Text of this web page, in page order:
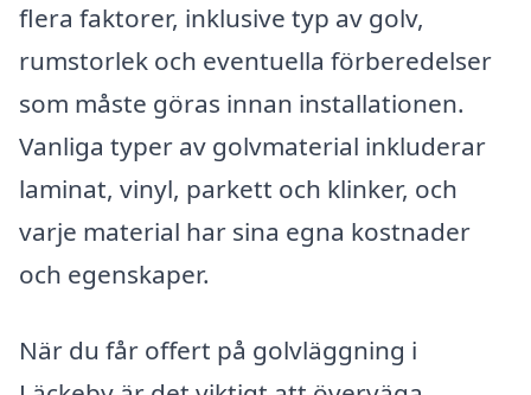
flera faktorer, inklusive typ av golv,
rumstorlek och eventuella förberedelser
som måste göras innan installationen.
Vanliga typer av golvmaterial inkluderar
laminat, vinyl, parkett och klinker, och
varje material har sina egna kostnader
och egenskaper.
När du får offert på golvläggning i